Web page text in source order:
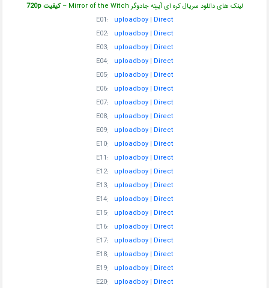
لینک های دانلود سریال کره ای آیینه جادوگر Mirror of the Witch –
کیفیت 720p
E01: uploadboy| Direct
E02: uploadboy| Direct
E03: uploadboy| Direct
E04: uploadboy| Direct
E05: uploadboy| Direct
E06: uploadboy| Direct
E07: uploadboy| Direct
E08: uploadboy| Direct
E09: uploadboy| Direct
E10: uploadboy| Direct
E11: uploadboy| Direct
E12: uploadboy| Direct
E13: uploadboy| Direct
E14: uploadboy| Direct
E15: uploadboy| Direct
E16: uploadboy| Direct
E17: uploadboy| Direct
E18: uploadboy| Direct
E19: uploadboy| Direct
E20: uploadboy| Direct